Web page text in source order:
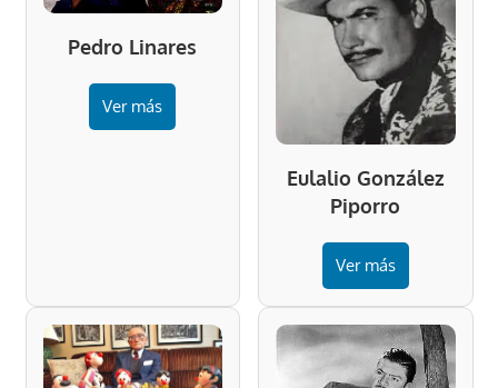
Pedro Linares
Ver más
Eulalio González
Piporro
Ver más